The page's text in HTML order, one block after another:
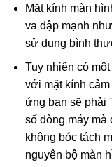
Mặt kính màn
va đập mạnh
sử dụng bình
Tuy nhiên có
với mặt kính
ứng bạn sẽ phải
số dòng máy mà
không bóc tách
nguyên bộ màn